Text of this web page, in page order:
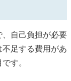
、自己負担が必要
足する費用があ
す。